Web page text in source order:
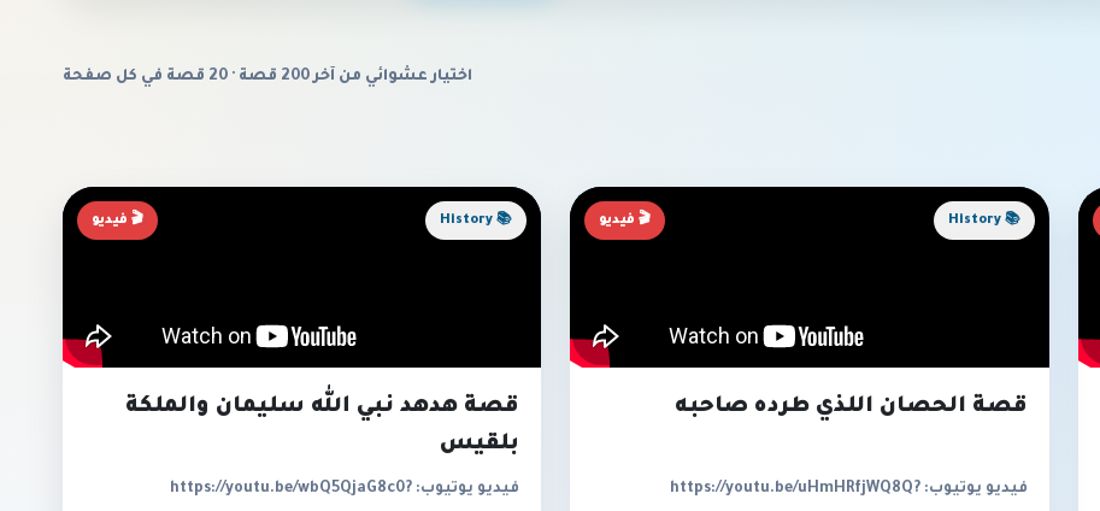
اختيار عشوائي من آخر 200 قصة · 20 قصة في كل صفحة
🎬 فيديو 📚 History
قصة الحصان اللذي طرده صاحبه
فيديو يوتيوب: https://youtu.be/uHmHRfjWQ8Q?
🎬 فيديو 📚 History
قصة هدهد نبي الله سليمان والملكة
بلقيس
فيديو يوتيوب: https://youtu.be/wbQ5QjaG8c0?